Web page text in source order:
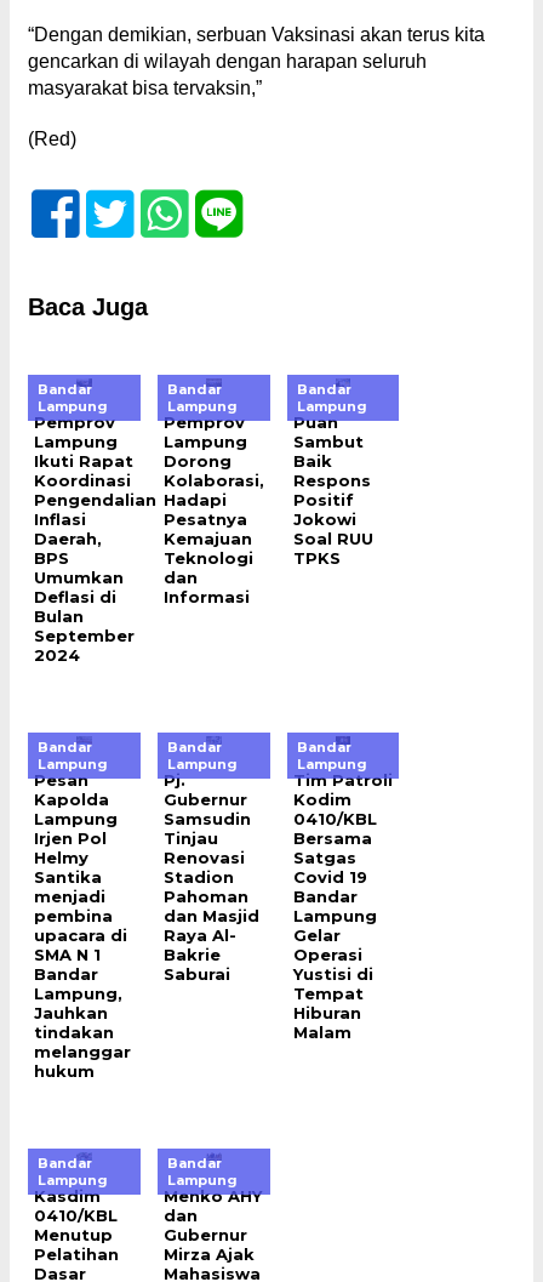
“Dengan demikian, serbuan Vaksinasi akan terus kita
gencarkan di wilayah dengan harapan seluruh
masyarakat bisa tervaksin,”
(Red)
Baca Juga
Bandar
Lampung
Pemprov
Lampung
Ikuti Rapat
Koordinasi
Pengendalian
Inflasi
Daerah,
BPS
Umumkan
Deflasi di
Bulan
September
2024
Bandar
Lampung
Pemprov
Lampung
Dorong
Kolaborasi,
Hadapi
Pesatnya
Kemajuan
Teknologi
dan
Informasi
Bandar
Lampung
Puan
Sambut
Baik
Respons
Positif
Jokowi
Soal RUU
TPKS
Bandar
Lampung
Pesan
Kapolda
Lampung
Irjen Pol
Helmy
Santika
menjadi
pembina
upacara di
SMA N 1
Bandar
Lampung,
Jauhkan
tindakan
melanggar
hukum
Bandar
Lampung
Pj.
Gubernur
Samsudin
Tinjau
Renovasi
Stadion
Pahoman
dan Masjid
Raya Al-
Bakrie
Saburai
Bandar
Lampung
Tim Patroli
Kodim
0410/KBL
Bersama
Satgas
Covid 19
Bandar
Lampung
Gelar
Operasi
Yustisi di
Tempat
Hiburan
Malam
Bandar
Lampung
Kasdim
0410/KBL
Menutup
Pelatihan
Dasar
Bandar
Lampung
Menko AHY
dan
Gubernur
Mirza Ajak
Mahasiswa